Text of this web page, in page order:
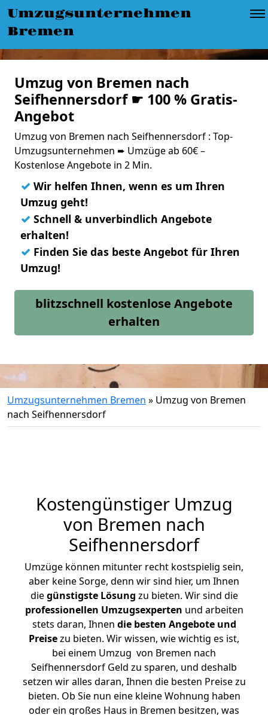
Umzugsunternehmen
Bremen
Umzug von Bremen nach
Seifhennersdorf ☛ 100 % Gratis-
Angebot
Umzug von Bremen nach Seifhennersdorf : Top-
Umzugsunternehmen ➨ Umzüge ab 60€ –
Kostenlose Angebote in 2 Min.
✓ Wir helfen Ihnen, wenn es um Ihren
Umzug geht!
✓ Schnell & unverbindlich Angebote
erhalten!
✓ Finden Sie das beste Angebot für Ihren
Umzug!
blitzschnell kostenlose Angebote
erhalten
Umzugsunternehmen Bremen » Umzug von Bremen
nach Seifhennersdorf
Kostengünstiger Umzug
von Bremen nach
Seifhennersdorf
Umzüge können mitunter recht kostspielig sein,
aber keine Sorge, denn wir sind hier, um Ihnen
diegünstigste Lösung zu bieten. Wir sind die
professionellen Umzugsexperten und arbeiten
stets daran, Ihnen die besten Angebote und
Preisezu bieten. Wir wissen, wie wichtig es ist,
bei einem Umzug von Bremen nach
Seifhennersdorf Geld zu sparen, und deshalb
setzen wir alles daran, Ihnen die besten Preise zu
bieten. Ob Sie nun eine kleine Wohnung haben
oder ein großes Haus in Bremen besitzen, was